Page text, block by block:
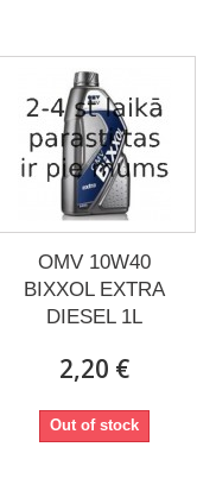
OMV 10W40
BIXXOL EXTRA
DIESEL 1L
2,20 €
Out of stock